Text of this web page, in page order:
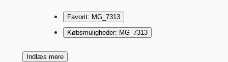
Favorit: MG_7313
Købsmuligheder: MG_7313
Indlæs mere